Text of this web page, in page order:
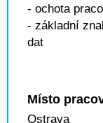
- ochota
- základní
dat
Místo
Ostrava